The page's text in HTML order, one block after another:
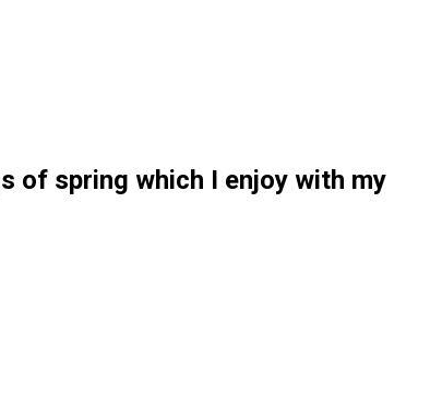
of spring which I enjoy with my